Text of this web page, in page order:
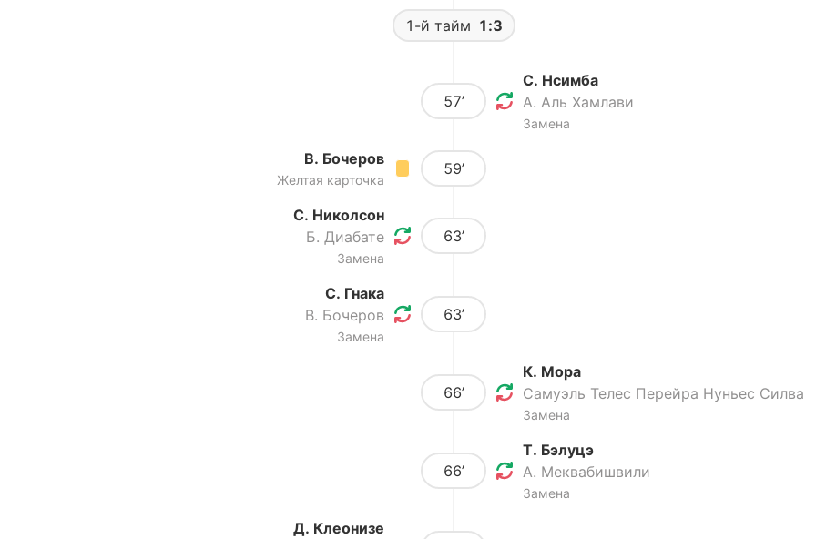
1-й тайм 1:3
57’
С. Нсимба
А. Аль Хамлави
Замена
В. Бочеров
Желтая карточка
59’
С. Николсон
Б. Диабате
Замена
63’
С. Гнака
В. Бочеров
Замена
63’
66’
К. Мора
Самуэль Телес Перейра Нуньес Силва
Замена
66’
Т. Бэлуцэ
А. Меквабишвили
Замена
Д. Клеонизе